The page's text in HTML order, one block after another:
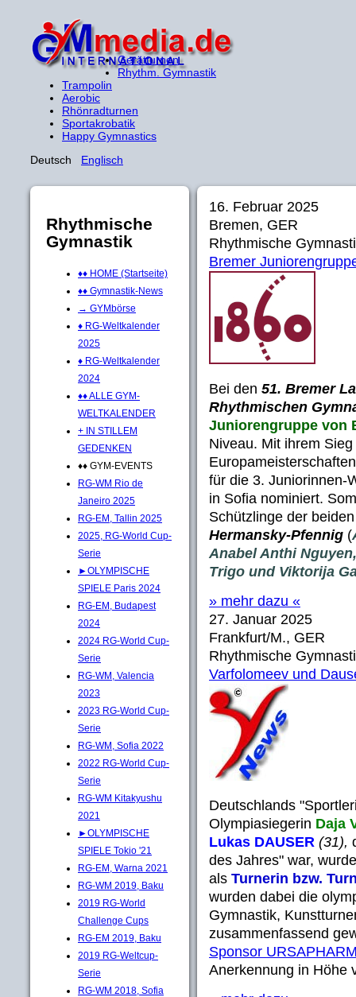
Gerätturnen
Rhythm. Gymnastik
Trampolin
Aerobic
Rhönradturnen
Sportakrobatik
Happy Gymnastics
Deutsch Englisch
Rhythmische
Gymnastik
♦♦ HOME (Startseite)
♦♦ Gymnastik-News
→ GYMbörse
♦ RG-Weltkalender
2025
♦ RG-Weltkalender
2024
♦♦ ALLE GYM-
WELTKALENDER
+ IN STILLEM
GEDENKEN
♦♦ GYM-EVENTS
RG-WM Rio de
Janeiro 2025
RG-EM, Tallin 2025
2025, RG-World Cup-
Serie
►OLYMPISCHE
SPIELE Paris 2024
RG-EM, Budapest
2024
2024 RG-World Cup-
Serie
RG-WM, Valencia
2023
2023 RG-World Cup-
Serie
RG-WM, Sofia 2022
2022 RG-World Cup-
Serie
RG-WM Kitakyushu
2021
►OLYMPISCHE
SPIELE Tokio '21
RG-EM, Warna 2021
RG-WM 2019, Baku
2019 RG-World
Challenge Cups
RG-EM 2019, Baku
2019 RG-Weltcup-
Serie
RG-WM 2018, Sofia
16. Februar 2025
Bremen, GER
Rhythmische
Bremer
Bei den 51. Bremer
Rhythmischen
Juniorengruppe von
Niveau. Mit ihrem
für die 3. Juniorinnen-
in Sofia nominiert.
Schützlinge der
Hermansky-Pfennig (
Anabel Anthi
Trigo und Viktorija
» mehr dazu «
27. Januar 2025
Frankfurt/M., GER
Rhythmische
Varfolomeev und
Deutschlands
Olympiasiegerin Daja
Lukas DAUSER (31),
des Jahres" war,
als Turnerin bzw.
wurden dabei die
Gymnastik,
zusammenfassend
Sponsor
Anerkennung in Höhe